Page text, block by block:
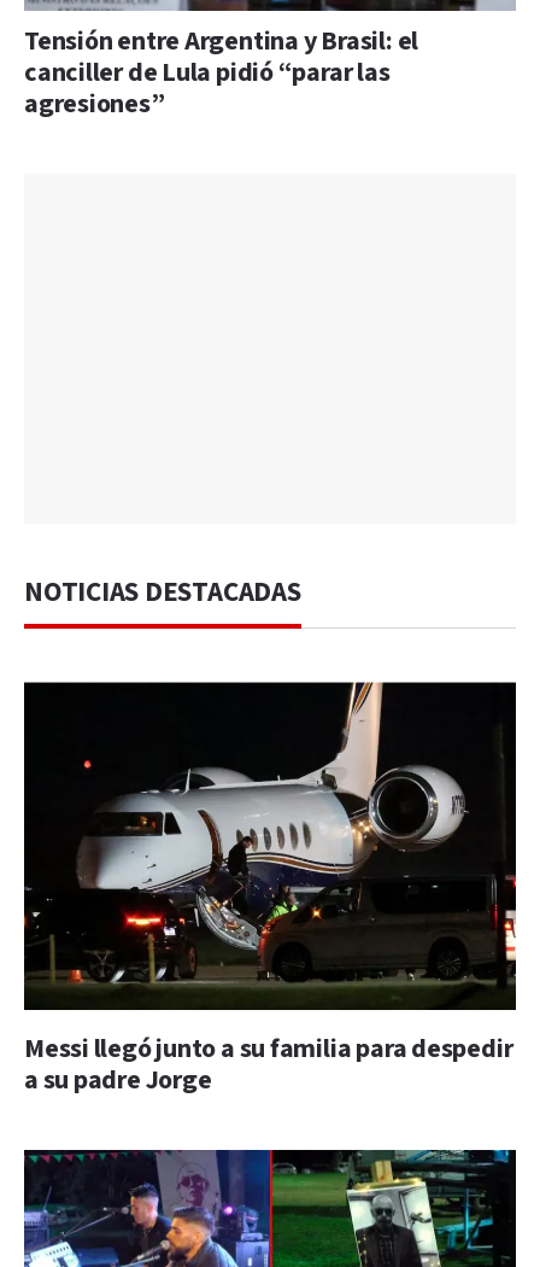
Tensión entre Argentina y Brasil: el
canciller de Lula pidió “parar las
agresiones”
NOTICIAS DESTACADAS
Messi llegó junto a su familia para despedir
a su padre Jorge